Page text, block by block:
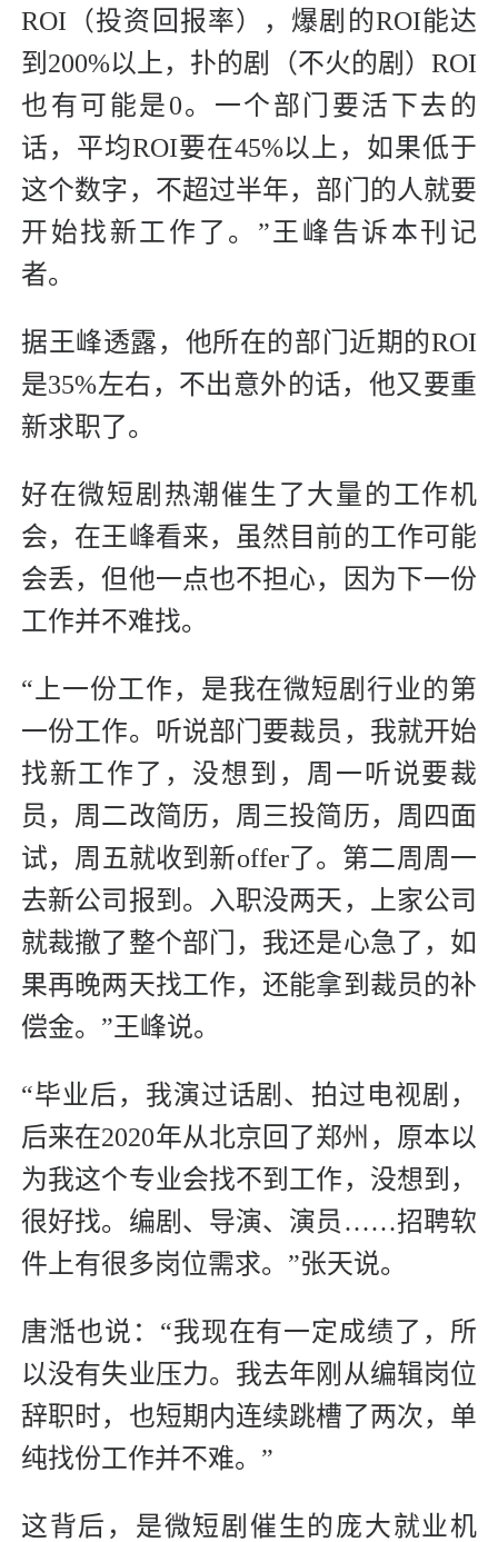
ROI（投资回报率），爆剧的ROI能达
到200%以上，扑的剧（不火的剧）ROI
也有可能是0。一个部门要活下去的
话，平均ROI要在45%以上，如果低于
这个数字，不超过半年，部门的人就要
开始找新工作了。”王峰告诉本刊记
者。
据王峰透露，他所在的部门近期的ROI
是35%左右，不出意外的话，他又要重
新求职了。
好在微短剧热潮催生了大量的工作机
会，在王峰看来，虽然目前的工作可能
会丢，但他一点也不担心，因为下一份
工作并不难找。
“上一份工作，是我在微短剧行业的第
一份工作。听说部门要裁员，我就开始
找新工作了，没想到，周一听说要裁
员，周二改简历，周三投简历，周四面
试，周五就收到新offer了。第二周周一
去新公司报到。入职没两天，上家公司
就裁撤了整个部门，我还是心急了，如
果再晚两天找工作，还能拿到裁员的补
偿金。”王峰说。
“毕业后，我演过话剧、拍过电视剧，
后来在2020年从北京回了郑州，原本以
为我这个专业会找不到工作，没想到，
很好找。编剧、导演、演员……招聘软
件上有很多岗位需求。”张天说。
唐湉也说：“我现在有一定成绩了，所
以没有失业压力。我去年刚从编辑岗位
辞职时，也短期内连续跳槽了两次，单
纯找份工作并不难。”
这背后，是微短剧催生的庞大就业机